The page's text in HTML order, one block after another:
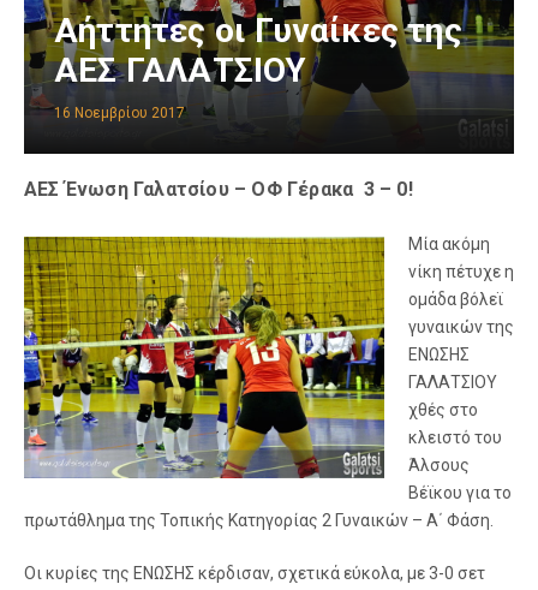
Αήττητες οι Γυναίκες της
ΑΕΣ ΓΑΛΑΤΣΙΟΥ
16 Νοεμβρίου 2017
ΑΕΣ Ένωση Γαλατσίου – ΟΦ Γέρακα 3 – 0!
Μία ακόμη
νίκη πέτυχε η
ομάδα βόλεϊ
γυναικών της
ΕΝΩΣΗΣ
ΓΑΛΑΤΣΙΟΥ
χθές στο
κλειστό του
Άλσους
Βέϊκου για το
πρωτάθλημα της Τοπικής Κατηγορίας 2 Γυναικών – Α΄ Φάση.
Οι κυρίες της ΕΝΩΣΗΣ κέρδισαν, σχετικά εύκολα, με 3-0 σετ